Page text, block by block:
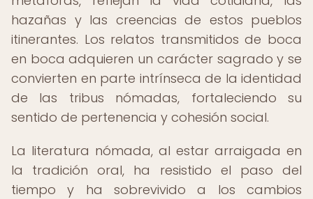
hazañas y las creencias de estos pueblos
itinerantes. Los relatos transmitidos de boca
en boca adquieren un carácter sagrado y se
convierten en parte intrínseca de la identidad
de las tribus nómadas, fortaleciendo su
sentido de pertenencia y cohesión social.
La literatura nómada, al estar arraigada en
la tradición oral, ha resistido el paso del
tiempo y ha sobrevivido a los cambios